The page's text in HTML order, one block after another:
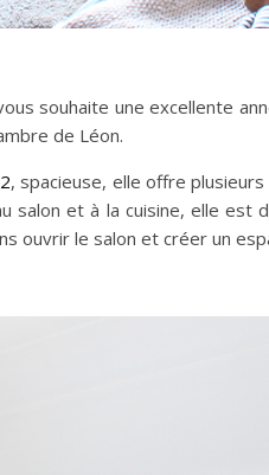
souhaite une excellente
de Léon.
, spacieuse, elle offre
et à la cuisine, elle est
ouvrir le salon et créer un